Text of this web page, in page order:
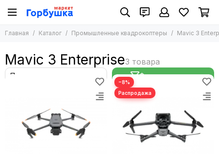
Главная Каталог Промышленные квадрокоптеры Mavic 3
Mavic 3 Enterprise
Фильтр товаров
−8%